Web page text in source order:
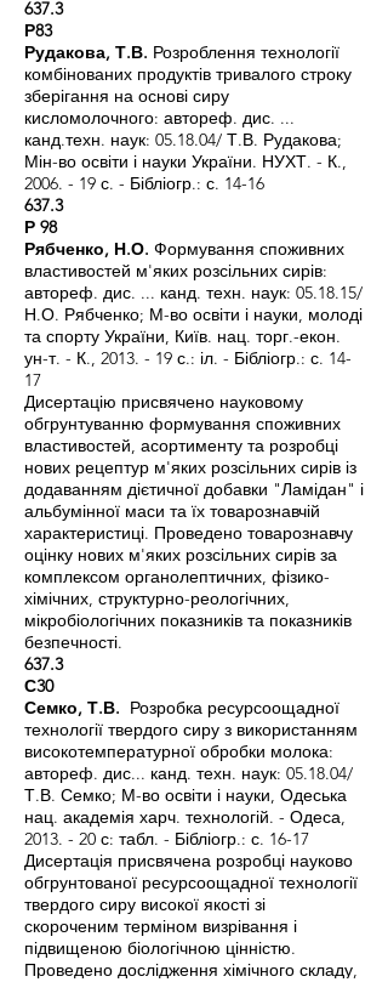
637.3
Р83
Рудакова, Т.В. Розроблення технології
комбінованих продуктів тривалого строку
зберігання на основі сиру
кисломолочного: автореф. дис. ...
канд.техн. наук: 05.18.04/ Т.В. Рудакова;
Мін-во освіти і науки України. НУХТ. - К.,
2006. - 19 с. - Бібліогр.: с. 14-16
637.3
Р 98
Рябченко, Н.О. Формування споживних
властивостей м'яких розсільних сирів:
автореф. дис. ... канд. техн. наук: 05.18.15/
Н.О. Рябченко; М-во освіти і науки, молоді
та спорту України, Київ. нац. торг.-екон.
ун-т. - К., 2013. - 19 с.: іл. - Бібліогр.: с. 14-
17
Дисертацію присвячено науковому
обгрунтуванню формування споживних
властивостей, асортименту та розробці
нових рецептур м'яких розсільних сирів із
додаванням дієтичної добавки "Ламідан" і
альбумінної маси та їх товарознавчій
характеристиці. Проведено товарознавчу
оцінку нових м'яких розсільних сирів за
комплексом органолептичних, фізико-
хімічних, структурно-реологічних,
мікробіологічних показників та показників
безпечності.
637.3
С30
Семко, Т.В. Розробка ресурсоощадної
технології твердого сиру з використанням
високотемпературної обробки молока:
автореф. дис... канд. техн. наук: 05.18.04/
Т.В. Семко; М-во освіти і науки, Одеська
нац. академія харч. технологій. - Одеса,
2013. - 20 с: табл. - Бібліогр.: с. 16-17
Дисертація присвячена розробці науково
обгрунтованої ресурсоощадної технології
твердого сиру високої якості зі
скороченим терміном визрівання і
підвищеною біологічною цінністю.
Проведено дослідження хімічного складу,